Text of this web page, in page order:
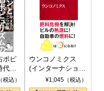
ポピ
：
二つ
込）
ウンコノミクス
(インターナショナ
ル新書)¥1,045（税込）